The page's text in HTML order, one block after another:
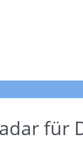
für